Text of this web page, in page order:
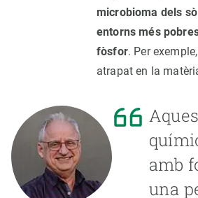
microbioma dels
entorns més
fòsfor. Per
atrapat en la
amb
una